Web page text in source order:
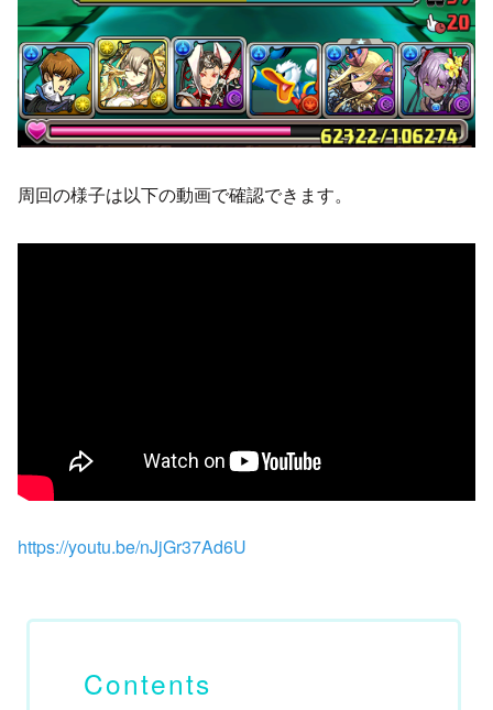
周回の様子は以下の動画で確認できます。
https://youtu.be/nJjGr37Ad6U